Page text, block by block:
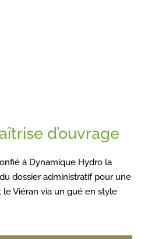
d’ouvrage
à Dynamique Hydro la
dossier administratif pour une
Viéran via un gué en style